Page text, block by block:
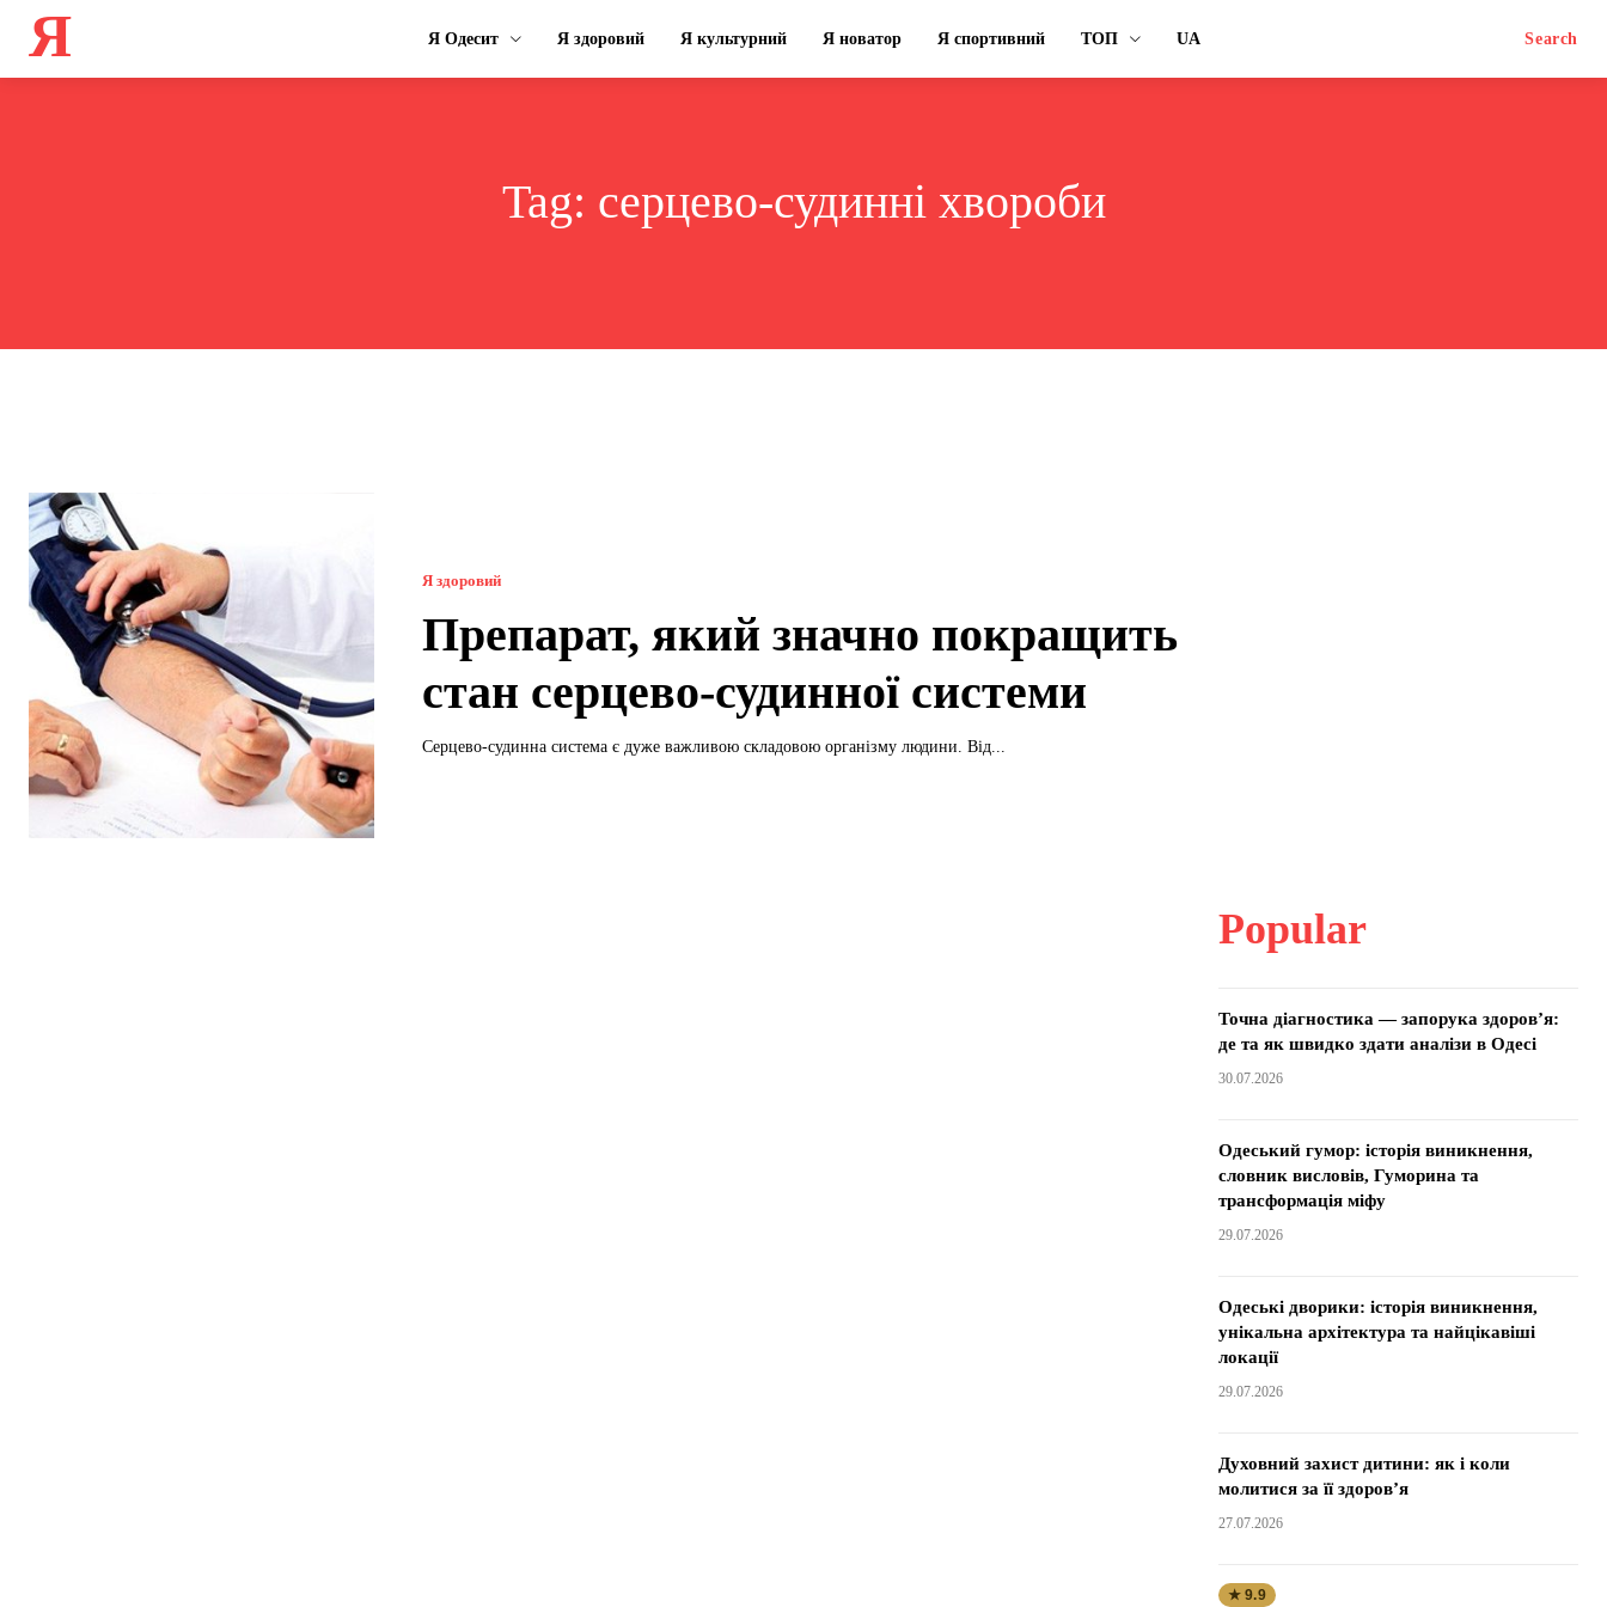
Я Я Одесит Я здоровий Я культурний Я новатор Я спортивний ТОП UA Search
Tag: серцево-судинні хвороби
Я здоровий
Препарат, який значно покращить
стан серцево-судинної системи
Серцево-судинна система є дуже важливою складовою організму людини. Від...
Popular
Точна діагностика — запорука здоров’я:
де та як швидко здати аналізи в Одесі
30.07.2026
Одеський гумор: історія виникнення,
словник висловів, Гуморина та
трансформація міфу
29.07.2026
Одеські дворики: історія виникнення,
унікальна архітектура та найцікавіші
локації
29.07.2026
Духовний захист дитини: як і коли
молитися за її здоров’я
27.07.2026
★ 9.9